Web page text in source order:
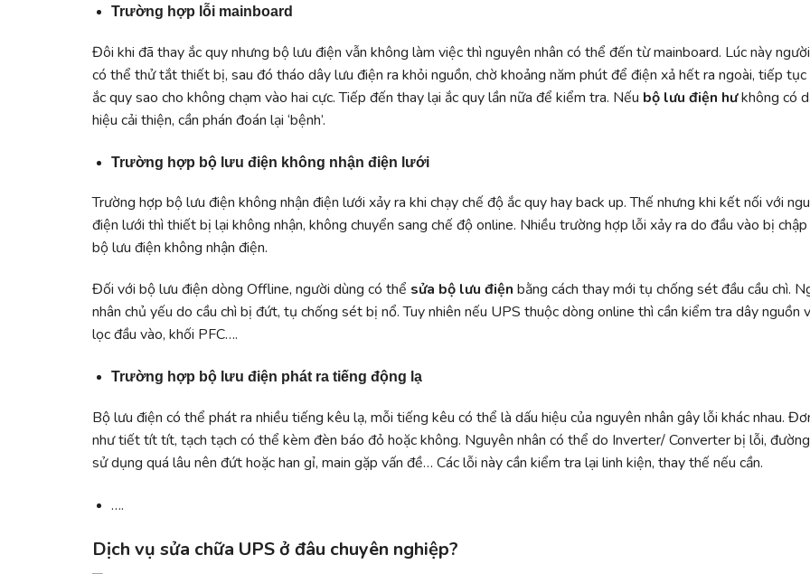
Trường hợp lỗi mainboard
Đôi khi đã thay ắc quy nhưng bộ lưu điện vẫn không làm việc thì nguyên nhân có thể đến từ mainboard. Lúc này
có thể thử tắt thiết bị, sau đó tháo dây lưu điện ra khỏi nguồn, chờ khoảng năm phút để điện xả hết ra ngoài, tiếp tục
ắc quy sao cho không chạm vào hai cực. Tiếp đến thay lại ắc quy lần nữa để kiểm tra. Nếu bộ lưu điện hưkhông có
hiệu cải thiện, cần phán đoán lại ‘bệnh’.
Trường hợp bộ lưu điện không nhận điện lưới
Trường hợp bộ lưu điện không nhận điện lưới xảy ra khi chạy chế độ ắc quy hay back up. Thế nhưng khi kết nối với
điện lưới thì thiết bị lại không nhận, không chuyển sang chế độ online. Nhiều trường hợp lỗi xảy ra do đầu vào bị chập
bộ lưu điện không nhận điện.
Đối với bộ lưu điện dòng Offline, người dùng có thể sửa bộ lưu điện bằng cách thay mới tụ chống sét đầu cầu chì.
nhân chủ yếu do cầu chì bị đứt, tụ chống sét bị nổ. Tuy nhiên nếu UPS thuộc dòng online thì cần kiểm tra dây nguồn
lọc đầu vào, khối PFC….
Trường hợp bộ lưu điện phát ra tiếng động lạ
Bộ lưu điện có thể phát ra nhiều tiếng kêu lạ, mỗi tiếng kêu có thể là dấu hiệu của nguyên nhân gây lỗi khác nhau.
như tiết tít tít, tạch tạch có thể kèm đèn báo đỏ hoặc không. Nguyên nhân có thể do Inverter/ Converter bị lỗi,
sử dụng quá lâu nên đứt hoặc han gỉ, main gặp vấn đề… Các lỗi này cần kiểm tra lại linh kiện, thay thế nếu cần.
….
Dịch vụ sửa chữa UPS ở đâu chuyên nghiệp?